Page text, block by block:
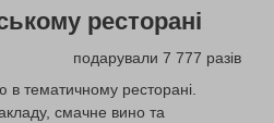
ресторані
подарували 7 777 разів
в тематичному ресторані.
смачне вино та